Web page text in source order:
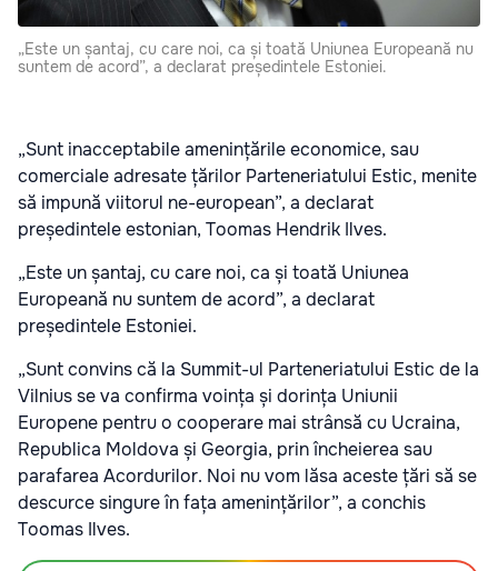
„Este un șantaj, cu care noi, ca și toată Uniunea Europeană nu
suntem de acord”, a declarat președintele Estoniei.
„Sunt inacceptabile amenințările economice, sau
comerciale adresate țărilor Parteneriatului Estic, menite
să impună viitorul ne-european”, a declarat
președintele estonian, Toomas Hendrik Ilves.
„Este un șantaj, cu care noi, ca și toată Uniunea
Europeană nu suntem de acord”, a declarat
președintele Estoniei.
„Sunt convins că la Summit-ul Parteneriatului Estic de la
Vilnius se va confirma voința și dorința Uniunii
Europene pentru o cooperare mai strânsă cu Ucraina,
Republica Moldova și Georgia, prin încheierea sau
parafarea Acordurilor. Noi nu vom lăsa aceste țări să se
descurce singure în fața amenințărilor”, a conchis
Toomas Ilves.